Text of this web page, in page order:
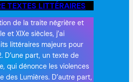
TEXTES LITTÉRAIRES
de la traite négrière et
et XIXe siècles, j’ai
littéraires majeurs pour
D’une part, un texte de
qui dénonce les violences
des Lumières. D’autre part,